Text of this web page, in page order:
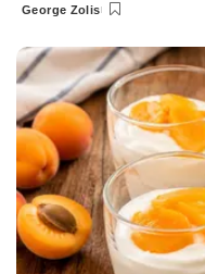
Posted
George Zolis